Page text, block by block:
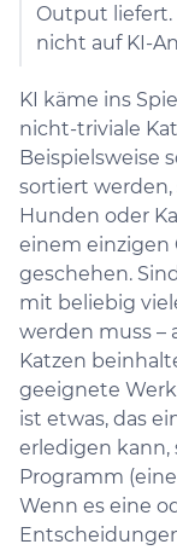
Output
nicht auf KI-
KI käme ins
nicht-triviale
Beispielsweise
sortiert
Hunden oder
einem einzigen
geschehen.
mit beliebig
werden muss –
Katzen
geeignete
ist etwas, das
erledigen kann,
Programm
Wenn es eine